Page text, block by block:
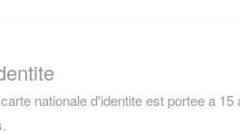
nationale d'identite est portee a